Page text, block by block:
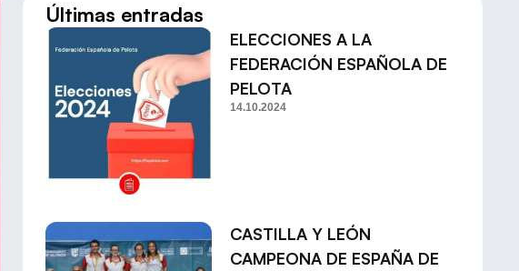
Últimas entradas
ELECCIONES A LA
FEDERACIÓN ESPAÑOLA DE
PELOTA
14.10.2024
CASTILLA Y LEÓN
CAMPEONA DE ESPAÑA DE